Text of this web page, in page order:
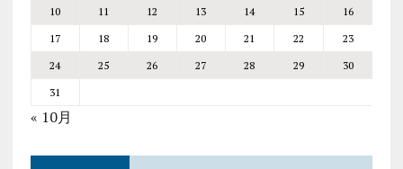
10
11 12 13 14 15
16
17
18 19 20 21 22
23
24
25 26 27 28 29
30
31
« 10月